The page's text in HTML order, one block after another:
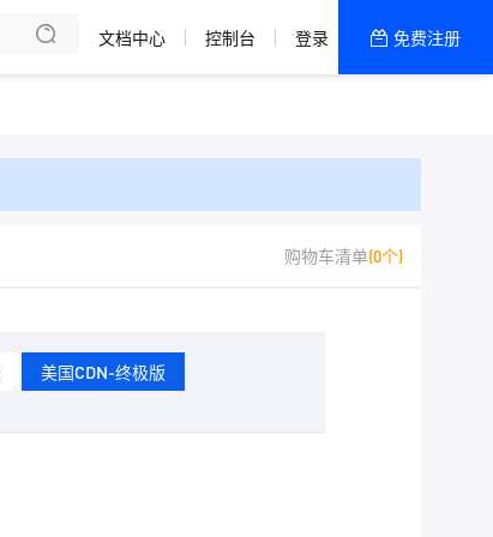
文档中心 控制台 登录 免费注册
购物车清单(0个)
美国CDN-终极版